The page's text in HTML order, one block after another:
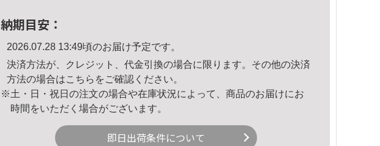
納期目安：
2026.07.28 13:49頃のお届け予定です。
決済方法が、クレジット、代金引換の場合に限ります。その他の決済
方法の場合はこちら をご確認ください。
※土・日・祝日の注文の場合や在庫状況によって、商品のお届けにお
時間をいただく場合がございます。
即日出荷条件について